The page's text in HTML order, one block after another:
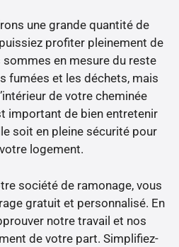
une grande quantité de
profiter pleinement de
en mesure du reste
fumées et les déchets, mais
de votre cheminée
important de bien entretenir
soit en pleine sécurité pour
logement.
société de ramonage, vous
gratuit et personnalisé. En
notre travail et nos
de votre part. Simplifiez-